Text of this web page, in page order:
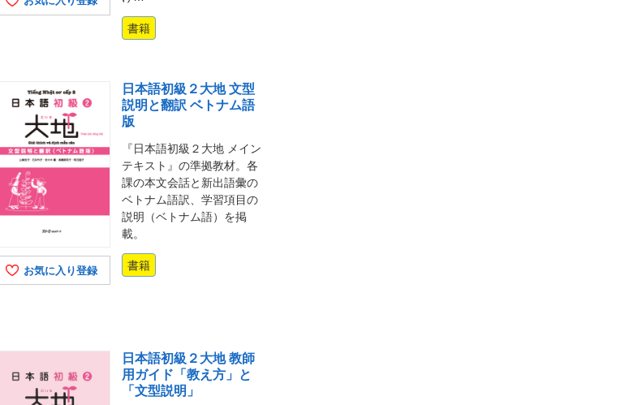
書籍
お気に入り登録
日本語初級２大地 文型
説明と翻訳 ベトナム語
版
『日本語初級２大地 メイン
テキスト』の準拠教材。各
課の本文会話と新出語彙の
ベトナム語訳、学習項目の
説明（ベトナム語）を掲
載。
書籍
日本語初級２大地 教師
用ガイド「教え方」と
「文型説明」